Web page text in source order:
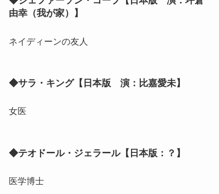
由幸（我が家）】
ネイディーンの友人
◆サラ・キング【日本版 演：比嘉愛未】
女医
◆テオドール・ジェラール【日本版：？】
医学博士